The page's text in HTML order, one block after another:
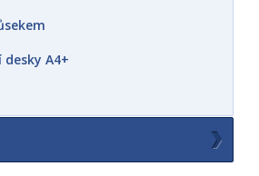
A4+